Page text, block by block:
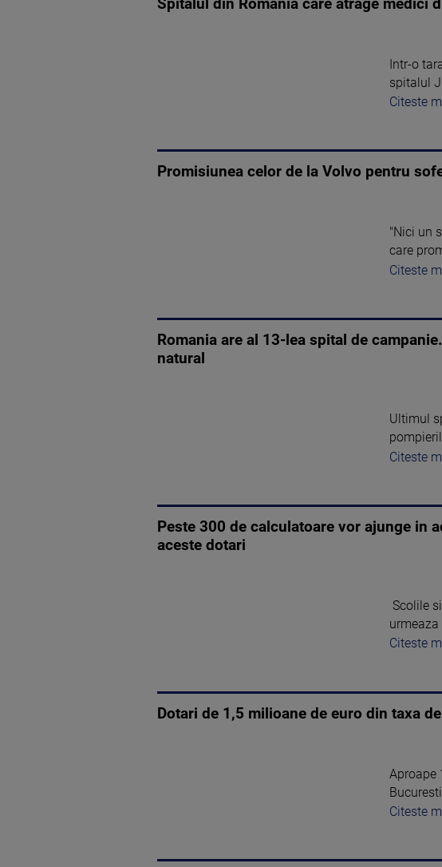
Spitalul din Romania care atrage medici
Intr-o
spitalul
Citeste
Promisiunea celor de la Volvo pentru
"Nici un
care
Citeste
Romania are al 13-lea spital de
natural
Ultimul
Citeste
Peste 300 de calculatoare vor ajunge in
aceste dotari
Scolile
urmeaza
Citeste
Dotari de 1,5 milioane de euro din taxa
Aproape
Citeste